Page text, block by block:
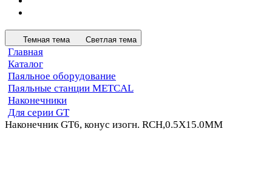
Темная тема Светлая тема
Главная
Каталог
Паяльное оборудование
Паяльные станции METCAL
Наконечники
Для серии GT
Наконечник GT6, конус изогн. RCH,0.5X15.0MM